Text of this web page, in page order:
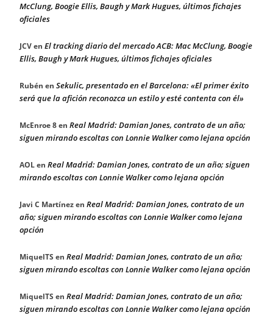
McClung, Boogie Ellis, Baugh y Mark Hugues, últimos fichajes
oficiales
JCVen El tracking diario del mercado ACB: Mac McClung, Boogie
Ellis, Baugh y Mark Hugues, últimos fichajes oficiales
Rubén en Sekulic, presentado en el Barcelona: «El primer éxito
será que la afición reconozca un estilo y esté contenta con él»
McEnroe 8en Real Madrid: Damian Jones, contrato de un año;
siguen mirando escoltas con Lonnie Walker como lejana opción
AOLen Real Madrid: Damian Jones, contrato de un año; siguen
mirando escoltas con Lonnie Walker como lejana opción
Javi C Martínezen Real Madrid: Damian Jones, contrato de un
año; siguen mirando escoltas con Lonnie Walker como lejana
opción
MiquelTS en Real Madrid: Damian Jones, contrato de un año;
siguen mirando escoltas con Lonnie Walker como lejana opción
MiquelTS en Real Madrid: Damian Jones, contrato de un año;
siguen mirando escoltas con Lonnie Walker como lejana opción